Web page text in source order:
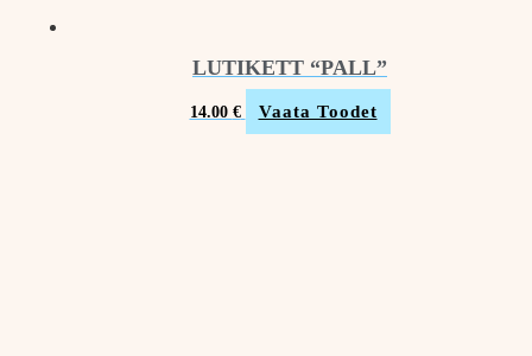
LUTIKETT “PALL”
14.00 € Vaata Toodet